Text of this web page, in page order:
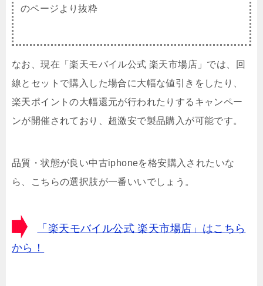
のページより抜粋
なお、現在「楽天モバイル公式 楽天市場店」では、回
線とセットで購入した場合に大幅な値引きをしたり、
楽天ポイントの大幅還元が行われたりするキャンペー
ンが開催されており、超激安で製品購入が可能です。
品質・状態が良い中古iphoneを格安購入されたいな
ら、こちらの選択肢が一番いいでしょう。
「楽天モバイル公式 楽天市場店」はこちら
から！